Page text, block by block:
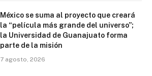
México se suma al proyecto que creará
la “película más grande del universo”;
la Universidad de Guanajuato forma
parte de la misión
7 agosto, 2026